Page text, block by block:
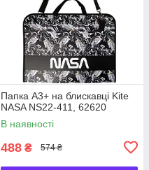
Папка А3+ на блискавці Kite
NASA NS22-411, 62620
В наявності
488 ₴ 574 ₴